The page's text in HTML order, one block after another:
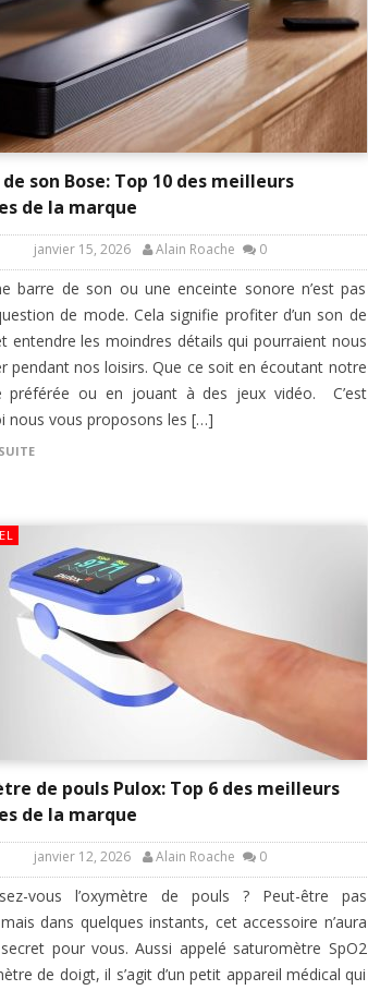
son Bose: Top 10 des meilleurs
de la marque
janvier 15, 2026 Alain Roache 0
barre de son ou une enceinte sonore n’est pas
de mode. Cela signifie profiter d’un son de
entendre les moindres détails qui pourraient nous
pendant nos loisirs. Que ce soit en écoutant notre
préférée ou en jouant à des jeux vidéo. C’est
nous vous proposons les […]
de pouls Pulox: Top 6 des meilleurs
de la marque
janvier 12, 2026 Alain Roache 0
vous l’oxymètre de pouls ? Peut-être pas
dans quelques instants, cet accessoire n’aura
pour vous. Aussi appelé saturomètre SpO2
de doigt, il s’agit d’un petit appareil médical qui